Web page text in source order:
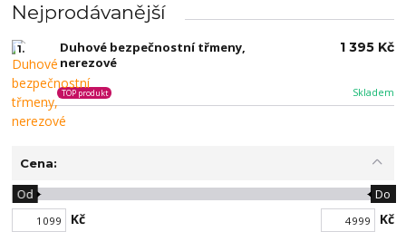
Nejprodávanější
1.
Duhové bezpečnostní třmeny,
nerezové
Skladem
TOP produkt
1 395 Kč
Cena:
Kč
Od Do
Kč